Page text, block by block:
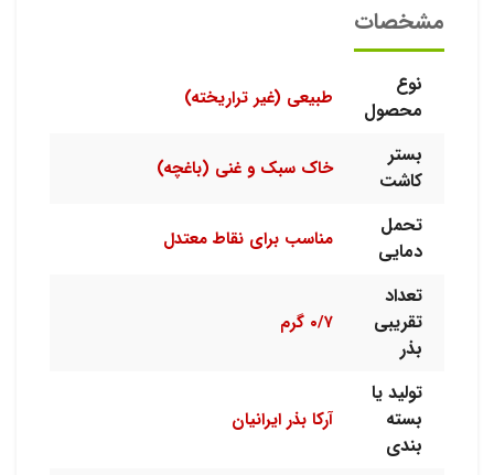
مشخصات
نوع
محصول
طبیعی (غیر تراریخته)
بستر
کاشت
خاک سبک و غنی (باغچه)
تحمل
دمایی
مناسب برای نقاط معتدل
تعداد
تقریبی
بذر
۰/۷ گرم
تولید یا
بسته
بندی
آرکا بذر ایرانیان